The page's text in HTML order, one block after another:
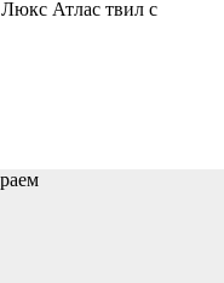
Люкс Атлас твил с